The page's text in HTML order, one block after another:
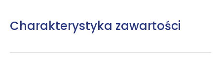
Charakterystyka zawartości